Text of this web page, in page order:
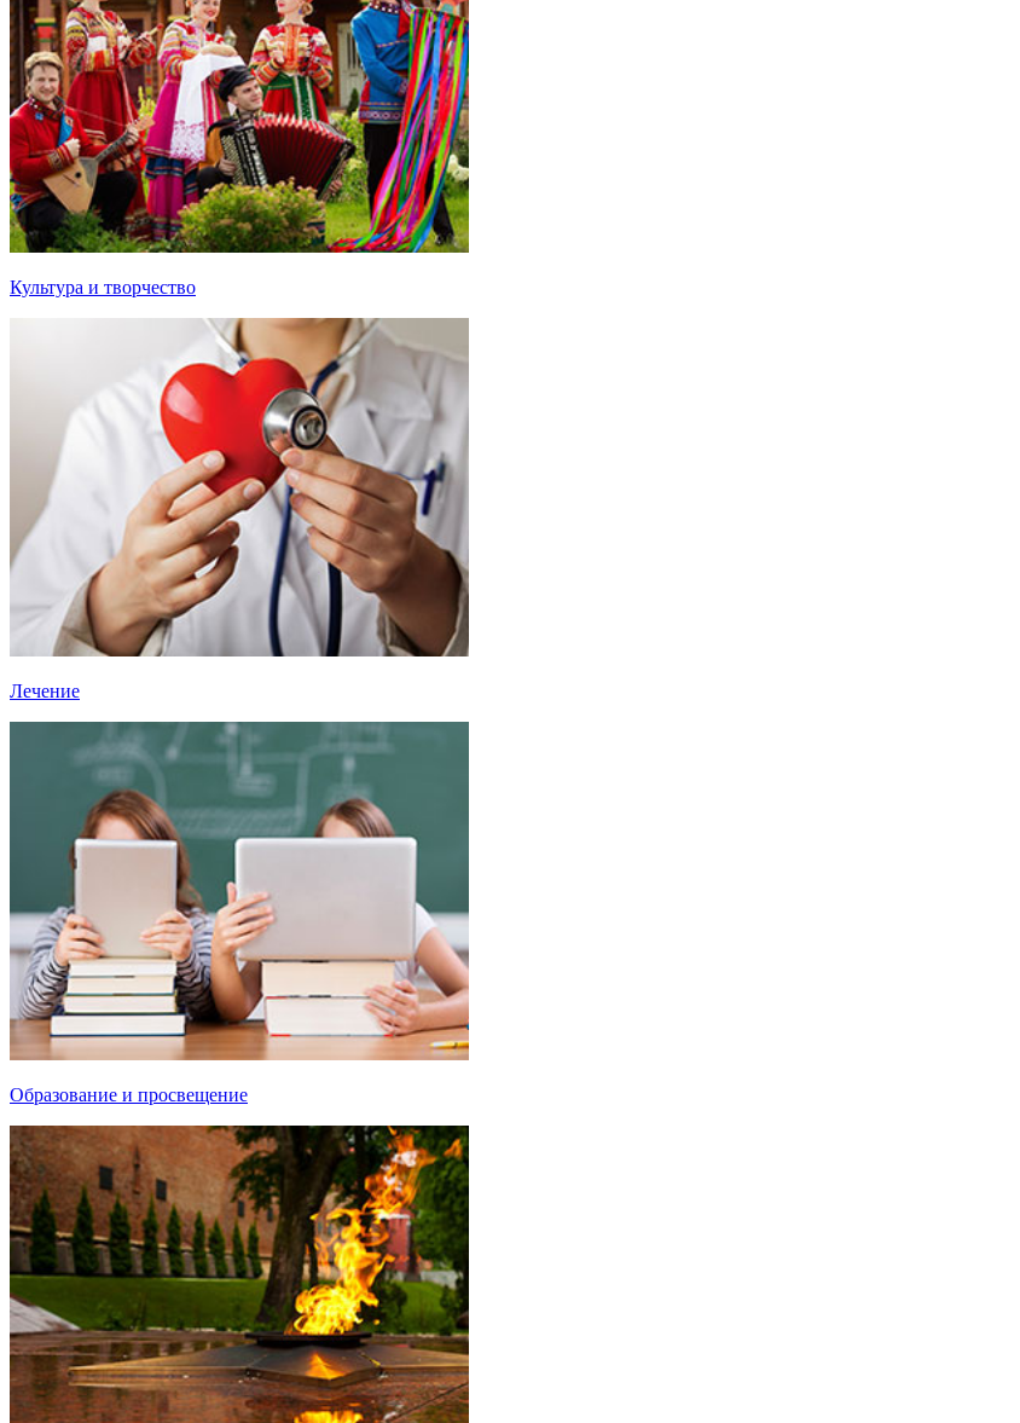
Культура и творчество
Лечение
Образование и просвещение